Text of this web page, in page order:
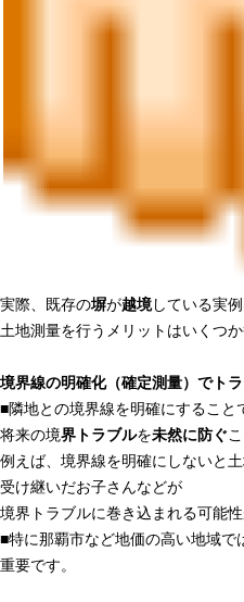
実際、既存の塀が越境している実
土地測量を行うメリットはいくつか
境界線の明確化（確定測量）でト
■隣地との境界線を明確にすること
将来の境界トラブルを未然に防ぐ
例えば、境界線を明確にしないと
受け継いだお子さんなどが
境界トラブルに巻き込まれる可能性
■特に那覇市など地価の高い地域
重要です。